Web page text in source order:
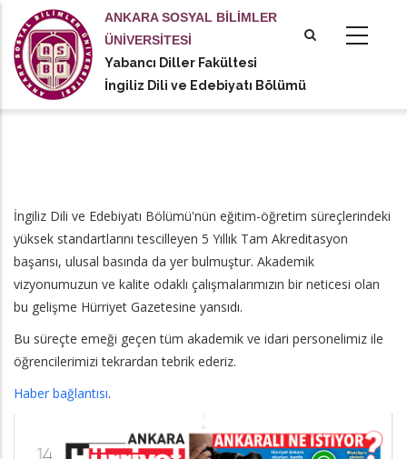
içeriğe
atla
ANKARA SOSYAL BİLİMLER
ÜNİVERSİTESİ
Yabancı Diller Fakültesi
İngiliz Dili ve Edebiyatı Bölümü
actions
İngiliz Dili ve Edebiyatı Bölümü'nün eğitim-öğretim süreçlerindeki
yüksek standartlarını tescilleyen 5 Yıllık Tam Akreditasyon
başarısı, ulusal basında da yer bulmuştur. Akademik
vizyonumuzun ve kalite odaklı çalışmalarımızın bir neticesi olan
bu gelişme Hürriyet Gazetesine yansıdı.
Bu süreçte emeği geçen tüm akademik ve idari personelimiz ile
öğrencilerimizi tekrardan tebrik ederiz.
Haber bağlantısı.